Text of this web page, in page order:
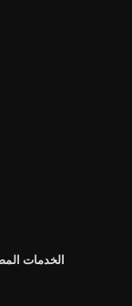
الخدمات